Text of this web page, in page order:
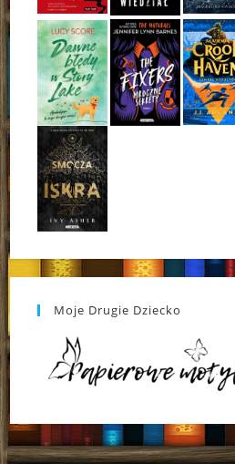
Moje Drugie Dziecko